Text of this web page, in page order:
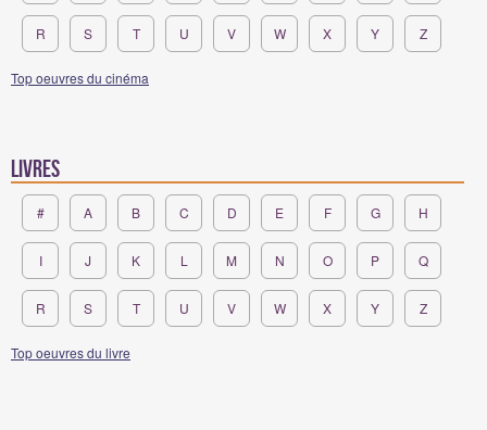
R S T U V W X Y Z
Top oeuvres du cinéma
Livres
# A B C D E F G H
I J K L M N O P Q
R S T U V W X Y Z
Top oeuvres du livre